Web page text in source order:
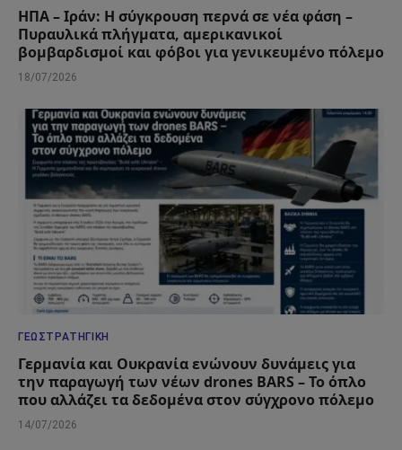
ΗΠΑ – Ιράν: Η σύγκρουση περνά σε νέα φάση –
Πυραυλικά πλήγματα, αμερικανικοί
βομβαρδισμοί και φόβοι για γενικευμένο πόλεμο
18/07/2026
ΓΕΩΣΤΡΑΤΗΓΙΚΉ
Γερμανία και Ουκρανία ενώνουν δυνάμεις για
την παραγωγή των νέων drones BARS – Το όπλο
που αλλάζει τα δεδομένα στον σύγχρονο πόλεμο
14/07/2026